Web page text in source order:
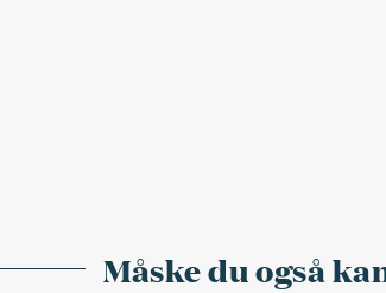
Måske du også